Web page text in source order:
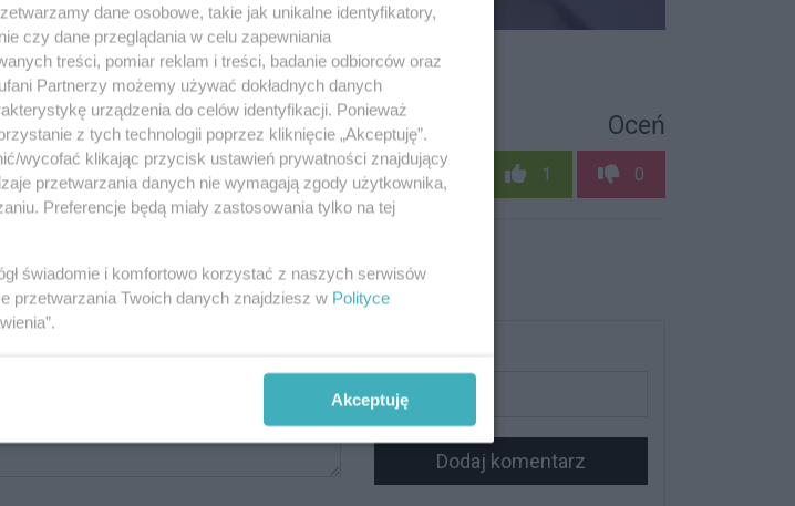
Oceń
1 0
Dodaj komentarz
dane osobowe, takie jak unikalne identyfikatory,
czy dane przeglądania w celu zapewniania
treści, pomiar reklam i treści, badanie odbiorców oraz
Partnerzy możemy używać dokładnych danych
urządzenia do celów identyfikacji. Ponieważ
z tych technologii poprzez kliknięcie „Akceptuję”.
wycofać klikając przycisk ustawień prywatności znajdujący
przetwarzania danych nie wymagają zgody użytkownika,
Preferencje będą miały zastosowania tylko na tej
świadomie i komfortowo korzystać z naszych serwisów
przetwarzania Twoich danych znajdziesz w Polityce
Akceptuję